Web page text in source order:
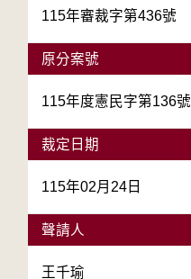
115年審裁字第436號
原分案號
115年度憲民字第136號
裁定日期
115年02月24日
聲請人
王千瑜